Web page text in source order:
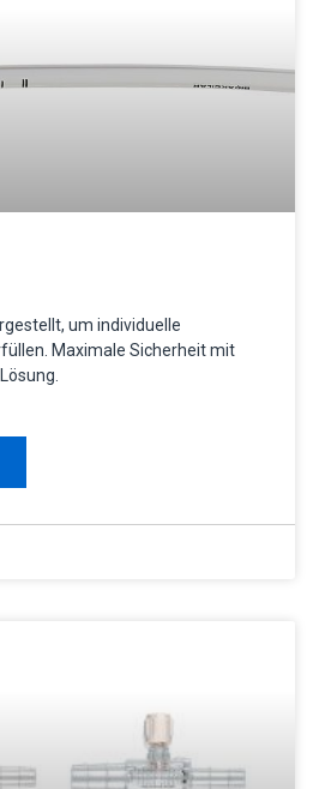
um individuelle
Maximale Sicherheit mit